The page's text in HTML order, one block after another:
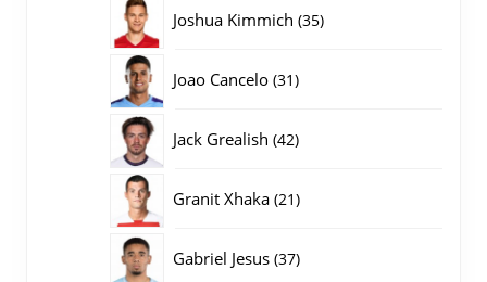
Joshua Kimmich 3535
Joao Cancelo 3131
Jack Grealish 4242
Granit Xhaka 2121
Gabriel Jesus 3737